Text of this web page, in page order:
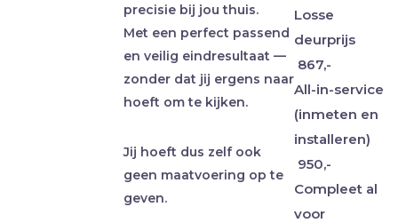
precisie bij jou thuis.
Met een perfect passend
en veilig eindresultaat —
zonder dat jij ergens naar
hoeft om te kijken.
Jij hoeft dus zelf ook
geen maatvoering op te
geven.
Losse
deurprijs
867,-
All-in-service
(inmeten en
installeren)
950,-
Compleet al
voor